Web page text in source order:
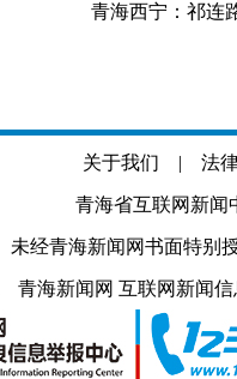
青海西宁：祁连
关于我们 | 法
青海省互联网新
未经青海新闻网书面特别
青海新闻网 互联网新闻信